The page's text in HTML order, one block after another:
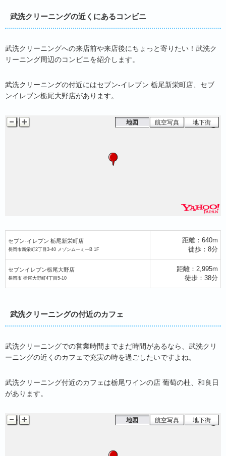
武洗クリーニングの近くにあるコンビニ
武洗クリーニングへの来店前や来店後にちょっと寄りたい！武洗ク
リーニング周辺のコンビニを紹介します。
武洗クリーニングの付近にはセブン‐イレブン 栃尾新栄町店、セブ
ンイレブン栃尾大野店があります。
地図 航空写真 地下街
セブン‐イレブン 栃尾新栄町店
長岡市新栄町2丁目3-40 メゾンムーミーB 1F
距離：640m
徒歩：8分
セブンイレブン栃尾大野店
長岡市 栃尾大野町4丁目5-10
距離：2,995m
徒歩：38分
武洗クリーニングの付近のカフェ
武洗クリーニングでの営業時間までまだ時間があるなら、武洗クリ
ーニングの近くのカフェで充実の時を過ごしたいですよね。
武洗クリーニング付近のカフェは栃尾ワインの店 葡萄の杜、和良日
があります。
地図 航空写真 地下街